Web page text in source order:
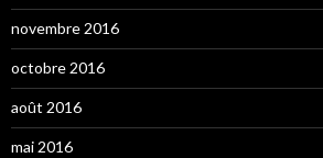
novembre 2016
octobre 2016
août 2016
mai 2016